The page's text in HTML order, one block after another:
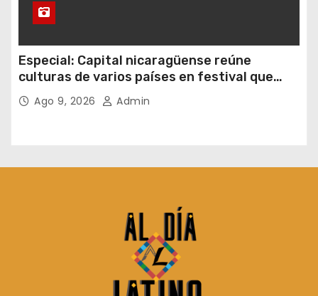
Especial: Capital nicaragüense reúne
culturas de varios países en festival que
apuesta por la gastronomía
Ago 9, 2026 Admin